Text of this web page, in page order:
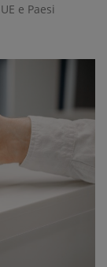
e Paesi